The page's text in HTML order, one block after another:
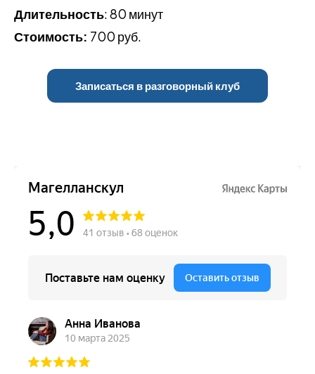
Длительность: 80 минут
Стоимость: 700 руб.
Записаться в разговорный клуб